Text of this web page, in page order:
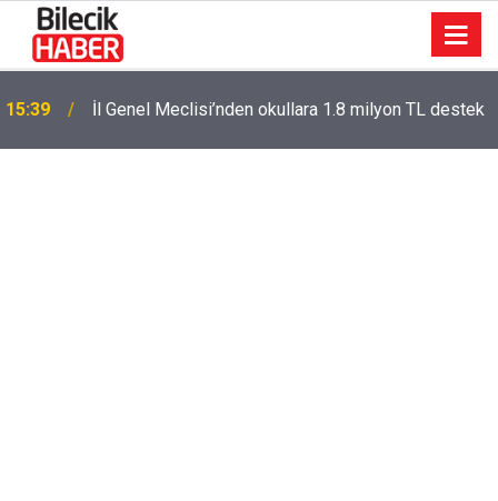
15:39 İl Genel Meclisi’nden okullara 1.8 milyon TL destek